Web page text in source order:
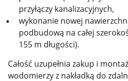
przyłączy kanalizacyjnych,
wykonanie nowej
podbudową na całej
155 m długości).
Całość uzupełnia zakup i
wodomierzy z nakładką do